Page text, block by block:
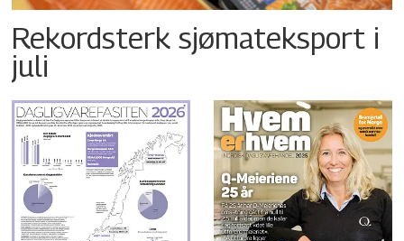
Rekordsterk sjømateksport i
juli